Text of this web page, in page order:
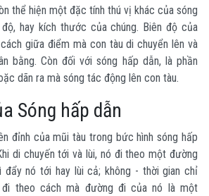
thể hiện một đặc tính thú vị khác của sóng
hay kích thước của chúng. Biên độ của
giữa điểm mà con tàu di chuyển lên và
bằng. Còn đối với sóng hấp dẫn, là phần
dãn ra mà sóng tác động lên con tàu.
Sóng hấp dẫn
đỉnh của mũi tàu trong bức hình sóng hấp
di chuyến tới và lùi, nó đi theo một đường
nó tới hay lùi cả; không - thời gian chỉ
theo cách mà đường đi của nó là một